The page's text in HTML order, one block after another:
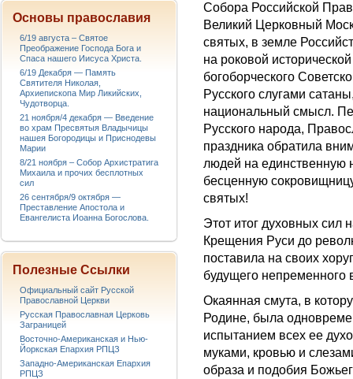
Собора Российской
Великий Церковный
святых, в земле
на роковой
богоборческого
Русского слугами
национальный смысл.
Русского народа,
праздника обратила
людей на единственную
бесценную
святых!
Этот итог духовных сил
Крещения Руси до
поставила на своих
будущего непременного
Окаянная смута, в
Родине, была
испытанием всех ее
муками, кровью и
образа и подобия
Основы православия
6/19 августа – Святое
Преображение Господа Бога и
Спаса нашего Иисуса Христа.
6/19 Декабря — Память
Святителя Николая,
Архиепископа Мир Ликийских,
Чудотворца.
21 ноября/4 декабря — Введение
во храм Пресвятыя Владычицы
нашея Богородицы и Приснодевы
Марии
8/21 ноября – Собор Архистратига
Михаила и прочих бесплотных
сил
26 сентября/9 октября —
Преставление Апостола и
Евангелиста Иоанна Богослова.
Полезные Ссылки
Официальный сайт Русской
Православной Церкви
Русская Православная Церковь
Заграницей
Восточно-Американская и Нью-
Йоркская Епархия РПЦЗ
Западно-Американская Епархия
РПЦЗ